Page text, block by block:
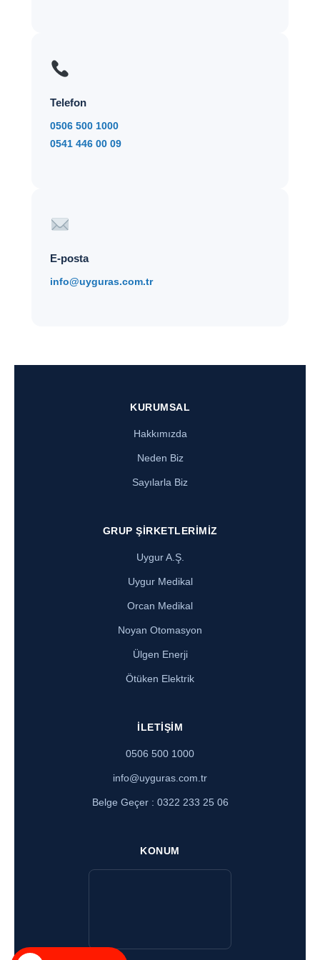
Telefon
0506 500 1000
0541 446 00 09
E-posta
info@uyguras.com.tr
KURUMSAL
Hakkımızda
Neden Biz
Sayılarla Biz
GRUP ŞIRKETLERIMIZ
Uygur A.Ş.
Uygur Medikal
Orcan Medikal
Noyan Otomasyon
Ülgen Enerji
Ötüken Elektrik
İLETIŞIM
0506 500 1000
info@uyguras.com.tr
Belge Geçer : 0322 233 25 06
KONUM